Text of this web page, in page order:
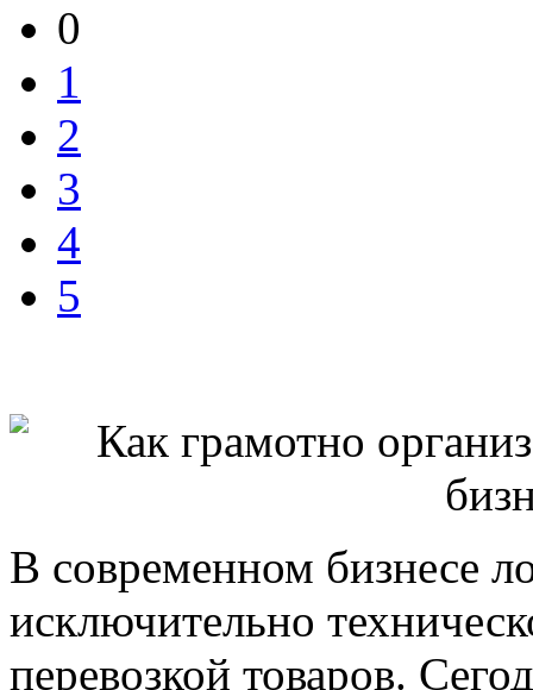
0
1
2
3
4
5
В современном бизнесе
исключительно
перевозкой товаров.